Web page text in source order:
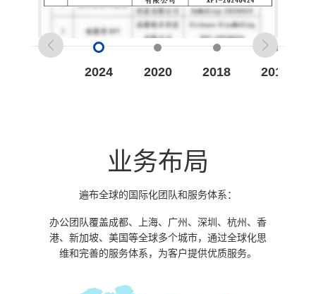
2024 2020 2018 2014
业务布局
遍布全球的国际化团队和服务体系：
办公团队覆盖成都、上海、广州、深圳、杭州、香
港、新加坡、美国等全球多个城市，通过全球化思
维和完善的服务体系，为客户提供优质服务。